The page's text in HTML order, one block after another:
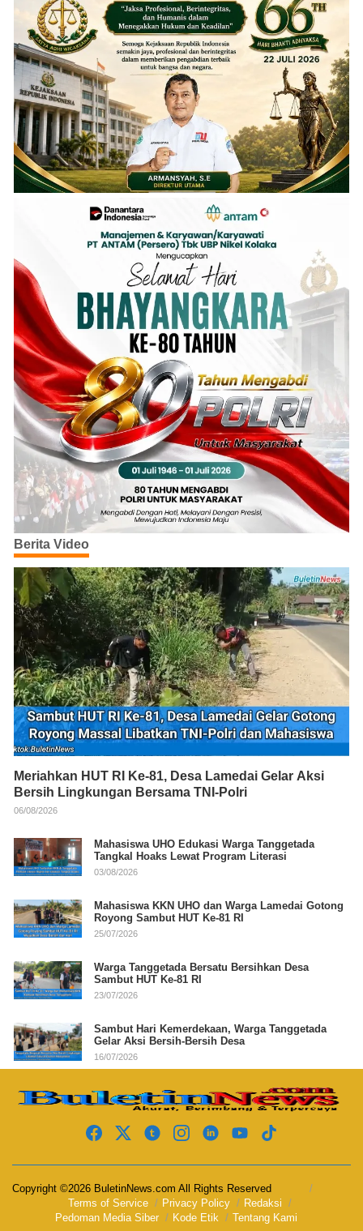
Berita Video
Meriahkan HUT RI Ke-81, Desa Lamedai Gelar Aksi
Bersih Lingkungan Bersama TNI-Polri
06/08/2026
Mahasiswa UHO Edukasi Warga Tanggetada
Tangkal Hoaks Lewat Program Literasi
03/08/2026
Mahasiswa KKN UHO dan Warga Lamedai Gotong
Royong Sambut HUT Ke-81 RI
25/07/2026
Warga Tanggetada Bersatu Bersihkan Desa
Sambut HUT Ke-81 RI
23/07/2026
Sambut Hari Kemerdekaan, Warga Tanggetada
Gelar Aksi Bersih-Bersih Desa
16/07/2026
Copyright ©2026 BuletinNews.com All Rights Reserved
Terms of Service
Privacy Policy
Redaksi
Pedoman Media Siber
Kode Etik Tentang Kami